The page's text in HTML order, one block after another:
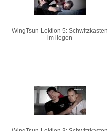
WingTsun-Lektion 5: Schwitzkasten
im liegen